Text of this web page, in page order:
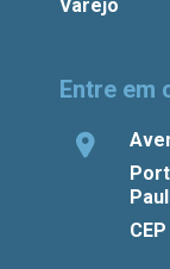
Varejo
Entre em